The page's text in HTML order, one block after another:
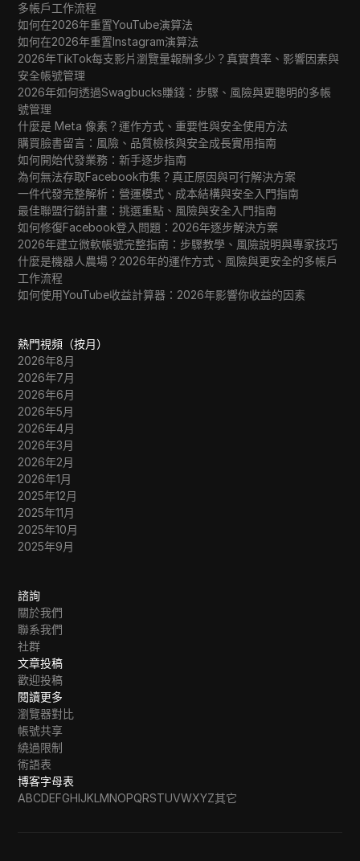
多帳戶工作流程
如何在2026年重置YouTube演算法
如何在2026年重置Instagram演算法
2026年TikTok每支影片瀏覽量報酬多少？真實費率、影響因素與
安全帳號管理
2026年如何透過Swagbucks賺錢：步驟、風險與更聰明的多帳
號管理
什麼是 Meta 像素？運作方式、重要性與安全使用方法
購買臉書留言：風險、品質檢核與安全成長實用指南
如何開始代發業務：新手逐步指南
為何無法存取Facebook市集？真正原因與可行解決方案
一件代發完整解析：營運模式、成本結構與安全入門指南
最佳聯盟行銷計畫：挑選重點、風險與安全入門指南
如何修復Facebook登入問題：2026年逐步解決方案
2026年建立微軟帳號完整指南：步驟教學、風險說明與專家技巧
什麼是機器人農場？2026年的運作方式、風險與更安全的多帳戶
工作流程
如何使用YouTube收益計算器：2026年影響你收益的因素
熱門視頻（按月）
2026年8月
2026年7月
2026年6月
2026年5月
2026年4月
2026年3月
2026年2月
2026年1月
2025年12月
2025年11月
2025年10月
2025年9月
諮詢
關於我們
聯系我們
社群
文章投稿
歡迎投稿
閱讀更多
瀏覽器對比
帳號共享
繞過限制
術語表
博客字母表
ABCDEFGHIJKLMNOPQRSTUVWXYZ其它